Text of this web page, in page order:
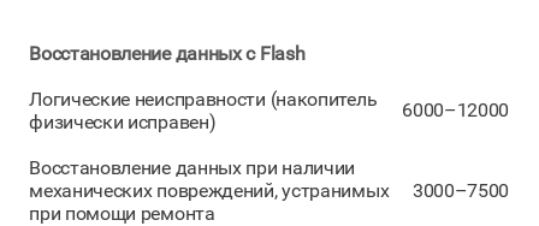
Восстановление данных с Flash
Логические неисправности (накопитель
физически исправен)
6000–12000
Восстановление данных при наличии
механических повреждений, устранимых
при помощи ремонта
3000–7500